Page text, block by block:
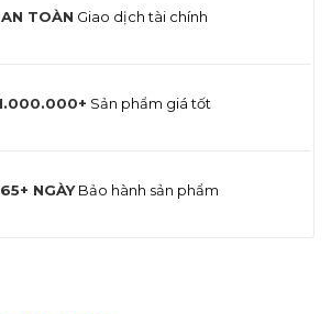
AN TOÀN Giao dịch tài chính
Sản phẩm giá tốt
NGÀYBảo hành sản phẩm